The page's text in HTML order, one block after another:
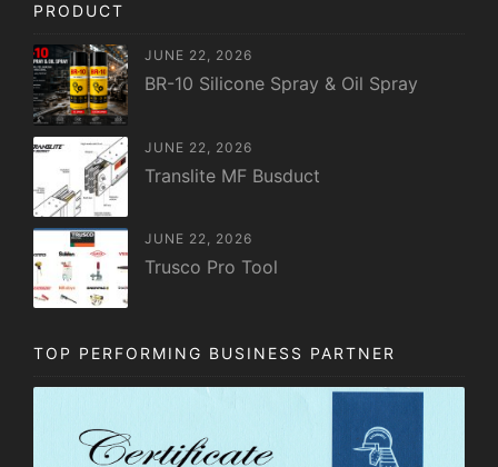
PRODUCT
JUNE 22, 2026
BR-10 Silicone Spray & Oil Spray
JUNE 22, 2026
Translite MF Busduct
JUNE 22, 2026
Trusco Pro Tool
TOP PERFORMING BUSINESS PARTNER